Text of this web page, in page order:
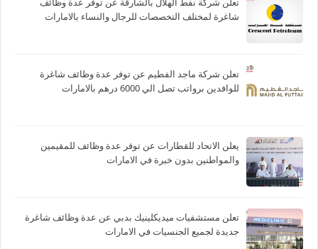
شاغرة لمختلف التخصصات للرجال والنساء بالامارات
تعلن شركة ماجد الفطيم عن توفر عدة وظائف شاغرة
للوافدين برواتب تصل الي 6000 درهم بالامارات
يعلن الاتحاد للقطارات عن توفر عدة وظائف للمقيمين
والمواطنين بدون خبرة في الامارات
تعلن مستشفيات ميديكلينيك بدبي عن عدة وظائف شاغرة
جديدة لجميع الجنسيات في الامارات